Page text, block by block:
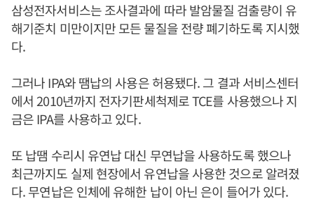
삼성전자서비스는 조사결과에 따라 발암물질 검출량이 유
해기준치 미만이지만 모든 물질을 전량 폐기하도록 지시했
다.
그러나 IPA와 땜납의 사용은 허용됐다. 그 결과 서비스센터
에서 2010년까지 전자기판세척제로 TCE를 사용했으나 지
금은 IPA를 사용하고 있다.
또 납땜 수리시 유연납 대신 무연납을 사용하도록 했으나
최근까지도 실제 현장에서 유연납을 사용한 것으로 알려졌
다. 무연납은 인체에 유해한 납이 아닌 은이 들어가 있다.